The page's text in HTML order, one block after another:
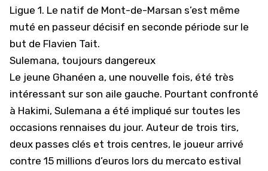
Ligue 1. Le natif de Mont-de-Marsan s’est même
muté en passeur décisif en seconde période sur le
but de Flavien Tait.
Sulemana, toujours dangereux
Le jeune Ghanéen a, une nouvelle fois, été très
intéressant sur son aile gauche. Pourtant confronté
à Hakimi, Sulemana a été impliqué sur toutes les
occasions rennaises du jour. Auteur de trois tirs,
deux passes clés et trois centres, le joueur arrivé
contre 15 millions d’euros lors du mercato estival